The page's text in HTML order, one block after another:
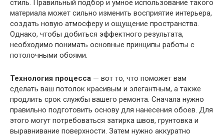
стиль. Правильный подбор и умное использование такого
материала может сильно изменить восприятие интерьера,
создать новую атмосферу и ощущение пространства.
Однако, чтобы добиться эффектного результата,
необходимо понимать основные принципы работы с
потолочными обоями.
Технология процесса — вот то, что поможет вам
сделать ваш потолок красивым и элегантным, а также
продлить срок службы вашего ремонта. Сначала нужно
правильно подготовить основу для нанесения обоев. Для
этого могут потребоваться затирка швов, грунтовка и
выравнивание поверхности. Затем нужно аккуратно